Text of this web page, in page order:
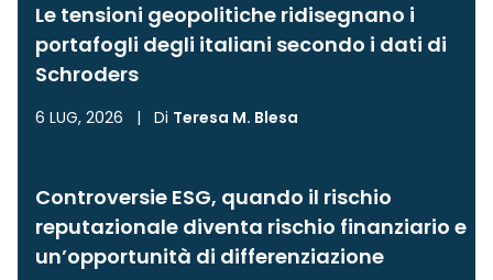
Le tensioni geopolitiche ridisegnano i
portafogli degli italiani secondo i dati di
Schroders
6 LUG, 2026 | Di Teresa M. Blesa
Controversie ESG, quando il rischio
reputazionale diventa rischio finanziario e
un’opportunità di differenziazione